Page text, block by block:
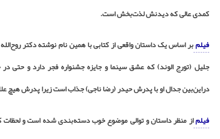
کمدی عالی که دیدنش لذت‌بخش است.
فیلمبر اساس یک داستان واقعی از کتابی با همین نام نوشته دکتر
جلیل (تورج الوند) که عشق سینما و جایزه جشنواره فجر دارد و حتی
دراین‌بین جدال او با پدرش حیدر (رضا ناجی) جذاب است زیرا پدرش هیچ
فیلماز منظر داستان و توالی موضوع خوب دسته‌بندی ‌شده است و